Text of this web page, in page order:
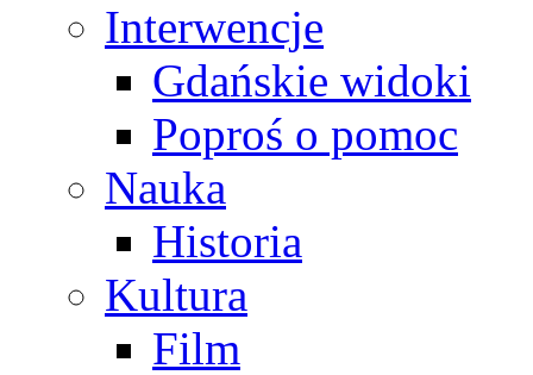
Interwencje
Gdańskie widoki
Poproś o pomoc
Nauka
Historia
Kultura
Film